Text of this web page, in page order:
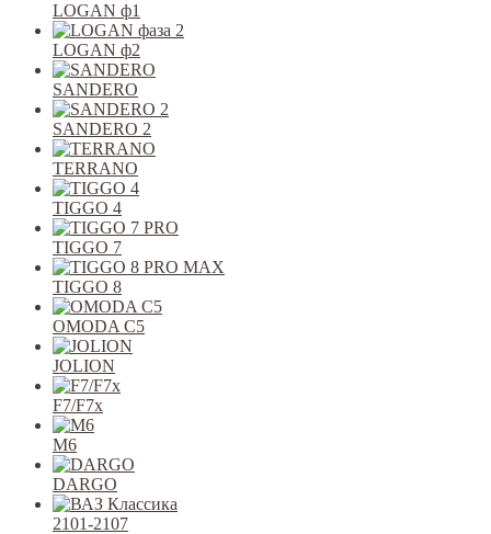
LOGAN ф1
LOGAN ф2
SANDERO
SANDERO 2
TERRANO
TIGGO 4
TIGGO 7
TIGGO 8
OMODA C5
JOLION
F7/F7x
M6
DARGO
2101-2107